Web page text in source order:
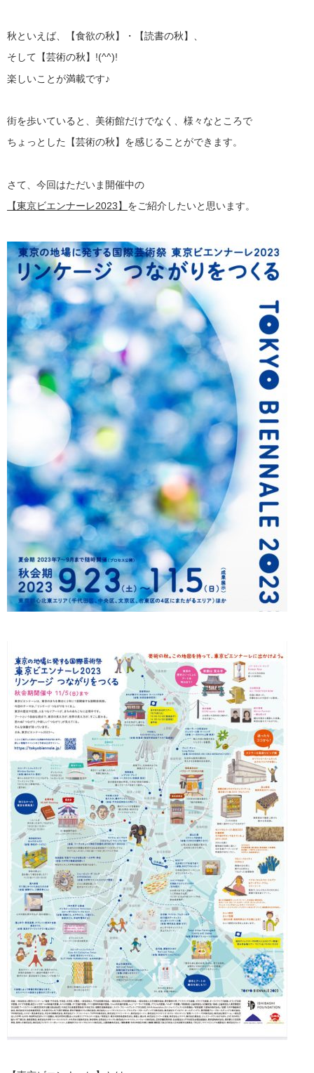
秋といえば、【食欲の秋】・【読書の秋】、
そして【芸術の秋】!(^^)!
楽しいことが満載です♪
街を歩いていると、美術館だけでなく、様々なところで
ちょっとした【芸術の秋】を感じることができます。
さて、今回はただいま開催中の
【東京ビエンナーレ2023】 をご紹介したいと思います。